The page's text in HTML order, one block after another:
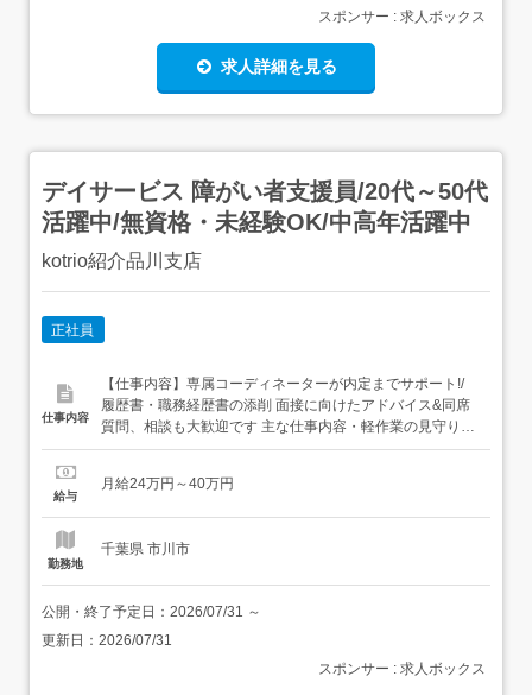
スポンサー : 求人ボックス
求人詳細を見る
デイサービス 障がい者支援員/20代～50代
活躍中/無資格・未経験OK/中高年活躍中
kotrio紹介品川支店
正社員
仕事内容
【仕事内容】専属コーディネーターが内定までサポート!/
履歴書・職務経歴書の添削 面接に向けたアドバイス&同席
質問、相談も大歓迎です 主な仕事内容・軽作業の見守りや
お手伝い・必要に応じた生活介助・送迎業務(運転できる方
の方が通うデイサービスの支援員 研修制度もあるので安心
給与
月給24万円～40万円
勤務地
千葉県 市川市
公開・終了予定日： 2026/07/31 ～
更新日： 2026/07/31
スポンサー : 求人ボックス